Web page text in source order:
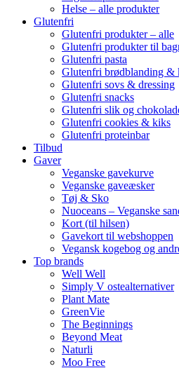
Helse – alle produkter
Glutenfri
Glutenfri produkter – alle
Glutenfri produkter til
Glutenfri pasta
Glutenfri brødblanding &
Glutenfri sovs & dressing
Glutenfri snacks
Glutenfri slik og
Glutenfri cookies & kiks
Glutenfri proteinbar
Tilbud
Gaver
Veganske gavekurve
Veganske gaveæsker
Tøj & Sko
Nuoceans – Veganske
Kort (til hilsen)
Gavekort til webshoppen
Vegansk kogebog og
Top brands
Well Well
Simply V ostealternativer
Plant Mate
GreenVie
The Beginnings
Beyond Meat
Naturli
Moo Free